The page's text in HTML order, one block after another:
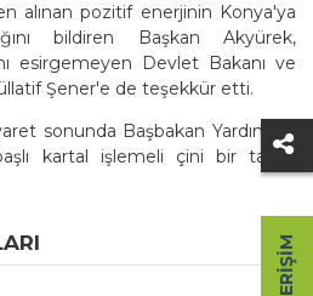
alınan pozitif enerjinin Konya'ya
bildiren Başkan Akyürek,
esirgemeyen Devlet Bakanı ve
Şener'e de teşekkür etti.
sonunda Başbakan Yardımcısı
kartal işlemeli çini bir tabak